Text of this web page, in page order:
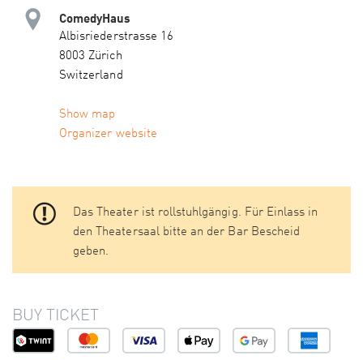
ComedyHaus
Albisriederstrasse 16
8003 Zürich
Switzerland
Show map
Organizer website
Das Theater ist rollstuhlgängig. Für Einlass in
den Theatersaal bitte an der Bar Bescheid
geben.
BUY TICKET